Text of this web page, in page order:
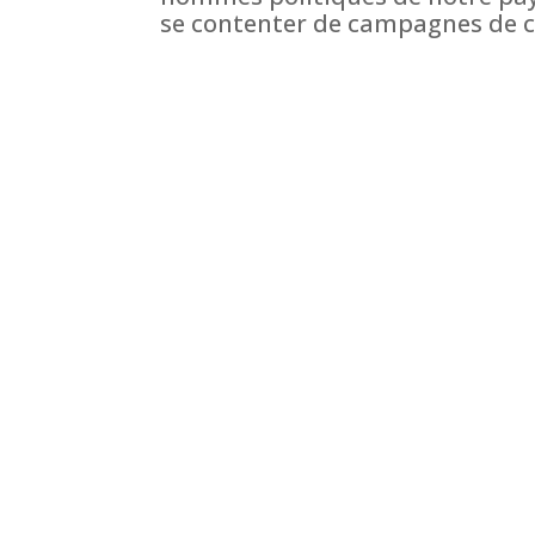
se contenter de campagnes de